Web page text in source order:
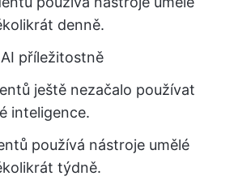
denně.
příležitostně
ještě nezačalo používat
inteligence.
používá nástroje umělé
týdně.